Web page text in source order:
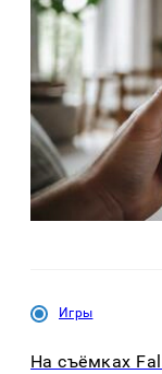
Игры
На съёмках